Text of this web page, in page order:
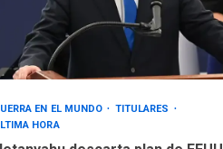
EN EL MUNDO
TITULARES
HORA